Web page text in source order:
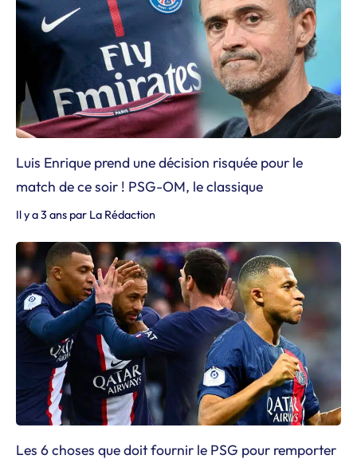
Luis Enrique prend une décision risquée pour le
match de ce soir ! PSG-OM, le classique
Il y a 3 ans par La Rédaction
Les 6 choses que doit fournir le PSG pour remporter